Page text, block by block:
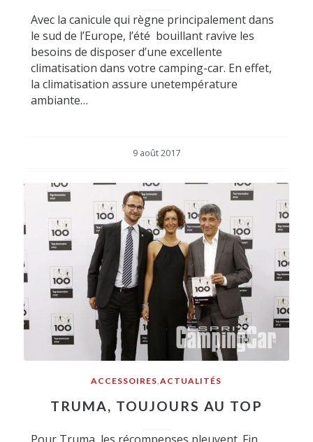
Avec la canicule qui règne principalement dans
le sud de l’Europe, l’été bouillant ravive les
besoins de disposer d’une excellente
climatisation dans votre camping-car. En effet,
la climatisation assure unetempérature
ambiante…
9 août 2017
ACCESSOIRES ,ACTUALITÉS
TRUMA, TOUJOURS AU TOP
Pour Truma, les récompenses pleuvent. Fin